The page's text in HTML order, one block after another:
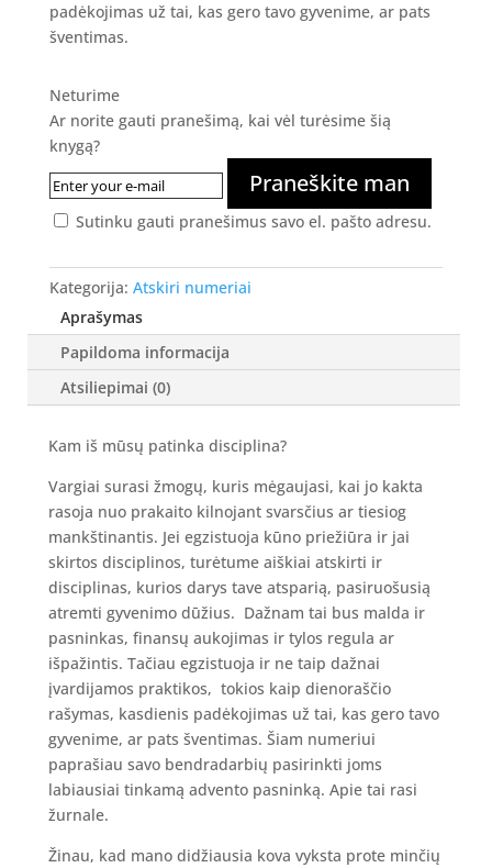
padėkojimas už tai, kas gero tavo gyvenime, ar pats
šventimas.
Neturime
Ar norite gauti pranešimą, kai vėl turėsime šią
knygą?
Praneškite man
Sutinku gauti pranešimus savo el. pašto adresu.
Kategorija: Atskiri numeriai
Aprašymas
Papildoma informacija
Atsiliepimai (0)
Kam iš mūsų patinka disciplina?
Vargiai surasi žmogų, kuris mėgaujasi, kai jo kakta
rasoja nuo prakaito kilnojant svarsčius ar tiesiog
mankštinantis. Jei egzistuoja kūno priežiūra ir jai
skirtos disciplinos, turėtume aiškiai atskirti ir
disciplinas, kurios darys tave atsparią, pasiruošusią
atremti gyvenimo dūžius. Dažnam tai bus malda ir
pasninkas, finansų aukojimas ir tylos regula ar
išpažintis. Tačiau egzistuoja ir ne taip dažnai
įvardijamos praktikos, tokios kaip dienoraščio
rašymas, kasdienis padėkojimas už tai, kas gero tavo
gyvenime, ar pats šventimas. Šiam numeriui
paprašiau savo bendradarbių pasirinkti joms
labiausiai tinkamą advento pasninką. Apie tai rasi
žurnale.
Žinau, kad mano didžiausia kova vyksta prote minčių